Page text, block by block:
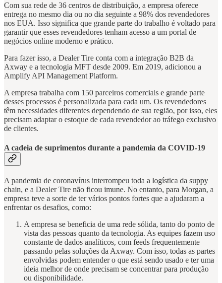
Com sua rede de 36 centros de distribuição, a empresa oferece
entrega no mesmo dia ou no dia seguinte a 98% dos revendedores
nos EUA. Isso significa que grande parte do trabalho é voltado para
garantir que esses revendedores tenham acesso a um portal de
negócios online moderno e prático.
Para fazer isso, a Dealer Tire conta com a integração B2B da
Axway e a tecnologia MFT desde 2009. Em 2019, adicionou a
Amplify API Management Platform.
A empresa trabalha com 150 parceiros comerciais e grande parte
desses processos é personalizada para cada um. Os revendedores
têm necessidades diferentes dependendo de sua região, por isso, eles
precisam adaptar o estoque de cada revendedor ao tráfego exclusivo
de clientes.
A cadeia de suprimentos durante a pandemia da COVID-19
A pandemia de coronavírus interrompeu toda a logística da suppy
chain, e a Dealer Tire não ficou imune. No entanto, para Morgan, a
empresa teve a sorte de ter vários pontos fortes que a ajudaram a
enfrentar os desafios, como:
A empresa se beneficia de uma rede sólida, tanto do ponto de
vista das pessoas quanto da tecnologia. As equipes fazem uso
constante de dados analíticos, com feeds frequentemente
passando pelas soluções da Axway. Com isso, todas as partes
envolvidas podem entender o que está sendo usado e ter uma
ideia melhor de onde precisam se concentrar para produção
ou disponibilidade.